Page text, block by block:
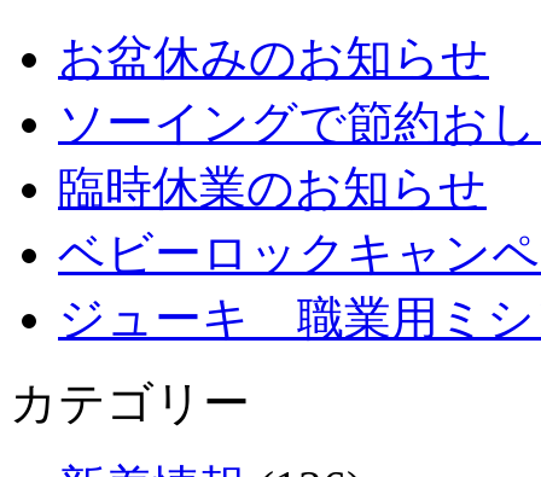
お盆休みのお知らせ
ソーイングで節約お
臨時休業のお知らせ
ベビーロックキャン
ジューキ 職業用ミ
カテゴリー